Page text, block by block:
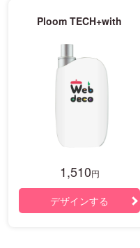
Ploom TECH+with
1,510円
デザインする